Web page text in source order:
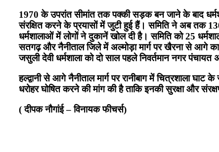
1970 के उपरांत सीमांत तक पक्की सड़क बन जाने के बाद
संरक्षित करने के प्रयासों में जुटी हुई हैं। समिति ने अब तक
धर्मशालाओं में लोगों ने दुकानें खोल दी है। समिति को 25
सतगढ़ और नैनीताल जिले में अल्मोड़ा मार्ग पर खैरना से आगे
जसुली देवी धर्मशाला को दो साल पहले निवर्तमान नगर पंचायत
हल्द्वानी से आगे नैनीताल मार्ग पर रानीबाग में चित्रशाला
धरोहर घोषित करने की मांग की है ताकि इनकी सुरक्षा और
( दीपक नौगांई – विनायक फीचर्स)